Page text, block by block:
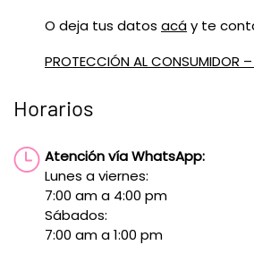
O deja tus datos acáy te
PROTECCIÓN AL CONSUMIDOR
Horarios
Atención vía WhatsApp:
Lunes a viernes:
7:00 am a 4:00 pm
Sábados:
7:00 am a 1:00 pm